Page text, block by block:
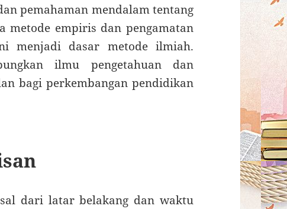
pemahaman mendalam tentang
metode empiris dan pengamatan
menjadi dasar metode ilmiah.
ilmu pengetahuan dan
bagi perkembangan pendidikan
dari latar belakang dan waktu